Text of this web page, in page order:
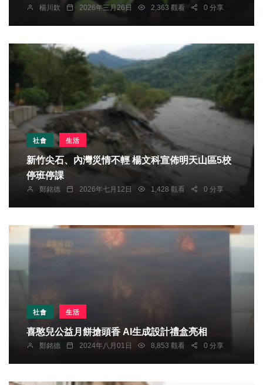
楊川欽 2026年三月26日 2,363 觀看 0 分享
社會 生活
新竹尖石、內灣災情不輕 楊文科宣佈明天山區5校
停班停課
鄭銘德 2026年七月12日 1,428 觀看 0 分享
社會 生活
喜憨兒公益月餅搶頭香 AI生成設計禮盒亮相
鄭銘德 2024年八月01日 8,853 觀看 0 分享